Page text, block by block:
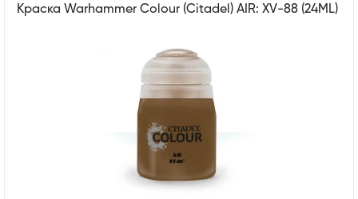
Краска Warhammer Colour (Citadel) AIR: XV-88 (24ML)